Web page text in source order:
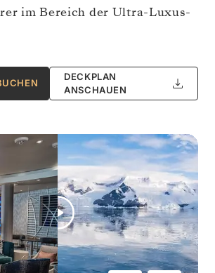
im Bereich der Ultra-Luxus-
DECKPLAN
ANSCHAUEN